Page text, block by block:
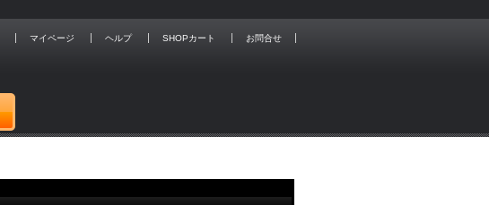
マイページ ヘルプ SHOPカート お問合せ